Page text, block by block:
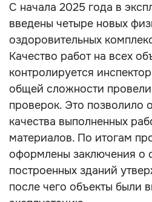
С начала 2025 года в
введены четыре новых
оздоровительных
Качество работ на всех
контролируется
общей сложности
проверок. Это позволило
качества выполненных
материалов. По итогам
оформлены заключения о
построенных зданий
после чего объекты были